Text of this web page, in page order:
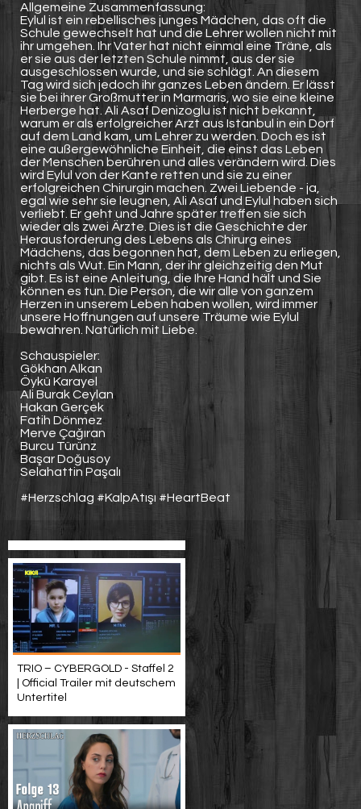
Allgemeine Zusammenfassung:
Eylul ist ein rebellisches junges Mädchen, das oft die
Schule gewechselt hat und die Lehrer wollen nicht mit
ihr umgehen. Ihr Vater hat nicht einmal eine Träne, als
er sie aus der letzten Schule nimmt, aus der sie
ausgeschlossen wurde, und sie schlägt. An diesem
Tag wird sich jedoch ihr ganzes Leben ändern. Er lässt
sie bei ihrer Großmutter in Marmaris, wo sie eine kleine
Herberge hat. Ali Asaf Denizoglu ist nicht bekannt,
warum er als erfolgreicher Arzt aus Istanbul in ein Dorf
auf dem Land kam, um Lehrer zu werden. Doch es ist
eine außergewöhnliche Einheit, die einst das Leben
der Menschen berühren und alles verändern wird. Dies
wird Eylul von der Kante retten und sie zu einer
erfolgreichen Chirurgin machen. Zwei Liebende - ja,
egal wie sehr sie leugnen, Ali Asaf und Eylul haben sich
verliebt. Er geht und Jahre später treffen sie sich
wieder als zwei Ärzte. Dies ist die Geschichte der
Herausforderung des Lebens als Chirurg eines
Mädchens, das begonnen hat, dem Leben zu erliegen,
nichts als Wut. Ein Mann, der ihr gleichzeitig den Mut
gibt. Es ist eine Anleitung, die Ihre Hand hält und Sie
können es tun. Die Person, die wir alle von ganzem
Herzen in unserem Leben haben wollen, wird immer
unsere Hoffnungen auf unsere Träume wie Eylul
bewahren. Natürlich mit Liebe.
Schauspieler:
Gökhan Alkan
Öykü Karayel
Ali Burak Ceylan
Hakan Gerçek
Fatih Dönmez
Merve Çağıran
Burcu Türünz
Başar Doğusoy
Selahattin Paşalı
#Herzschlag #KalpAtışı #HeartBeat
TRIO – CYBERGOLD - Staffel 2
| Official Trailer mit deutschem
Untertitel